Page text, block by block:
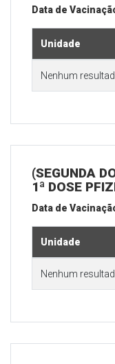
Data de
Unidade
Nenhum
(SEGUNDA
1ª DOSE
Data de
Unidade
Nenhum